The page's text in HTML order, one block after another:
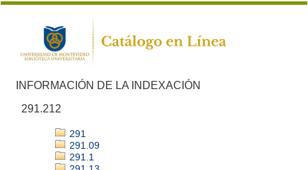
INFORMACIÓN DE LA INDEXACIÓN
291.212
291
291.09
291.1